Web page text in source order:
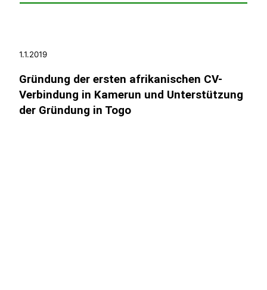
1.1.2019
Gründung der ersten afrikanischen CV-
Verbindung in Kamerun und Unterstützung
der Gründung in Togo